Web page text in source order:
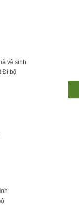
vệ sinh
Đi bộ